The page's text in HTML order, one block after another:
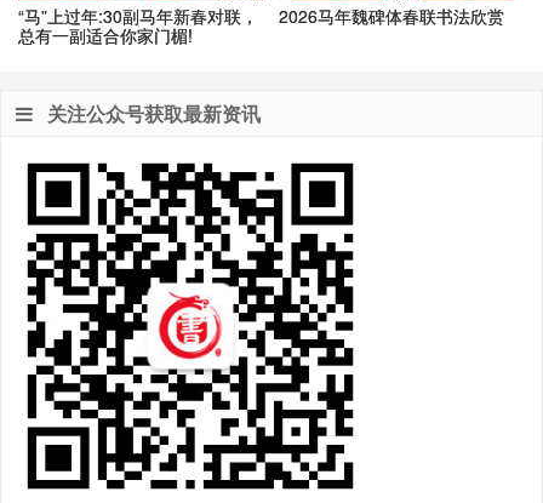
“马”上过年:30副马年新春对联，
总有一副适合你家门楣!
2026马年魏碑体春联书法欣赏
关注公众号获取最新资讯